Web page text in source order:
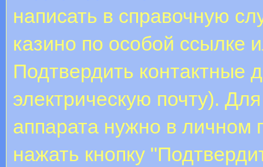
написать в справочную
казино по особой ссылке
Подтвердить
электрическую почту).
аппарата нужно в личном
нажать кнопку